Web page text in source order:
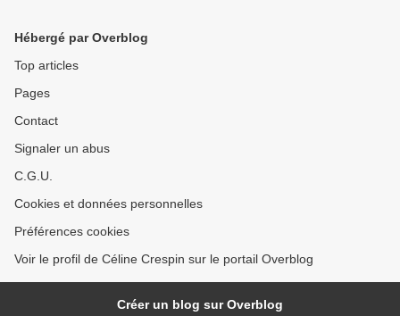
Hébergé par Overblog
Top articles
Pages
Contact
Signaler un abus
C.G.U.
Cookies et données personnelles
Préférences cookies
Voir le profil de Céline Crespin sur le portail Overblog
Créer un blog sur Overblog